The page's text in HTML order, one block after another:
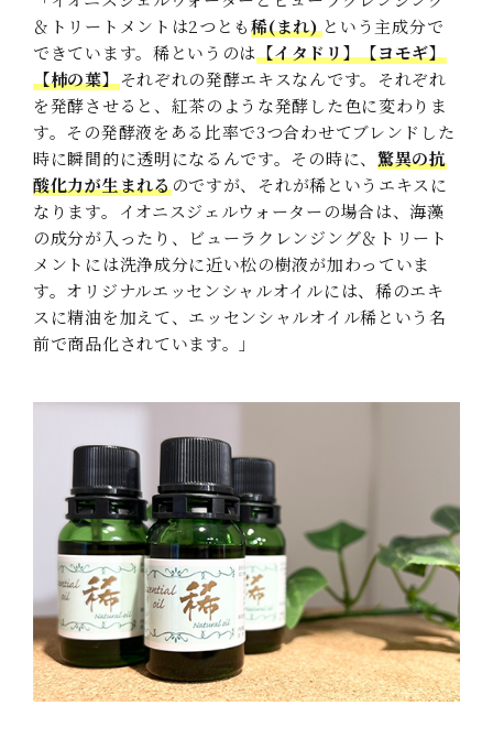
＆トリートメントは2つとも稀(まれ)という主成分で
できています。稀というのは【イタドリ】【ヨモギ】
【柿の葉】それぞれの発酵エキスなんです。それぞれ
を発酵させると、紅茶のような発酵した色に変わりま
す。その発酵液をある比率で3つ合わせてブレンドした
時に瞬間的に透明になるんです。その時に、 驚異の抗
酸化力が生まれるのですが、それが稀というエキスに
なります。イオニスジェルウォーターの場合は、海藻
の成分が入ったり、ビューラクレンジング＆トリート
メントには洗浄成分に近い松の樹液が加わっていま
す。オリジナルエッセンシャルオイルには、稀のエキ
スに精油を加えて、エッセンシャルオイル稀という名
前で商品化されています。」